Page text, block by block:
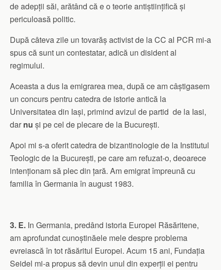
de adepții săi, arătând că e o teorie antiștiințifică și
periculoasă politic.
După câteva zile un tovarăș activist de la CC al PCR mi-a
spus că sunt un contestatar, adică un disident al
regimului.
Aceasta a dus la emigrarea mea, după ce am câștigasem
un concurs pentru catedra de istorie antică la
Universitatea din Iași, primind avizul de partid de la Iasi,
dar nu și pe cel de plecare de la București.
Apoi mi s-a oferit catedra de bizantinologie de la Institutul
Teologic de la București, pe care am refuzat-o, deoarece
intenționam să plec din țară. Am emigrat împreună cu
familia în Germania în august 1983.
3. E. In Germania, predând istoria Europei Răsăritene,
am aprofundat cunoștinăele mele despre problema
evreiască în tot răsăritul Europei. Acum 15 ani, Fundația
Seidel mi-a propus să devin unul din experții ei pentru